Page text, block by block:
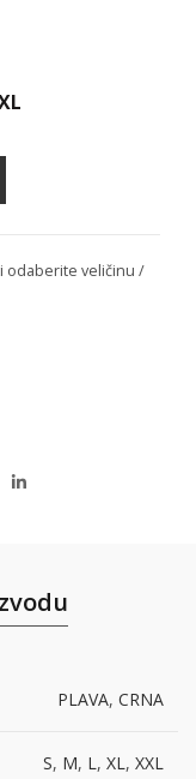
odaberite veličinu /
PLAVA, CRNA
S, M, L, XL, XXL